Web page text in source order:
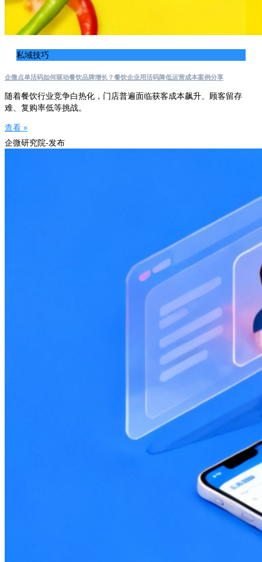
私域技巧
企微点单活码如何驱动餐饮品牌增长？餐饮企业用活码降低运营成本案例分享
随着餐饮行业竞争白热化，门店普遍面临获客成本飙升、顾客留存
难、复购率低等挑战。
查看 »
企微研究院-发布